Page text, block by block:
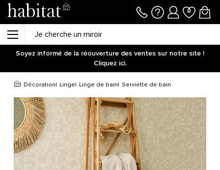
-10%supplémentaires dès 400€ avec le code
DESIGNER10 Plus que :02j 23h 40m 55s
Soyez informé de la réouverture des ventes sur notre site !
Cliquez ici.
-10%supplémentaires dès 400€ avec le code
DESIGNER10
Plus que :02j 23h 41m 06s
Décoration Linge Linge de bain Serviette de bain